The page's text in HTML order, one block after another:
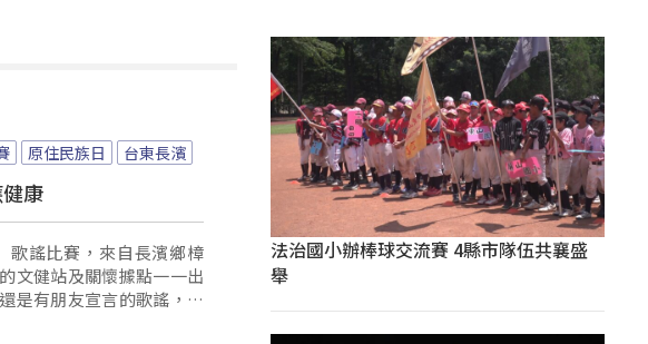
原住民族日 台東長濱
康
歌謠比賽，來自長濱鄉樟
文健站及關懷據點一一出
是有朋友宣言的歌謠，演
法治國小辦棒球交流賽 4縣市隊伍共襄盛
舉